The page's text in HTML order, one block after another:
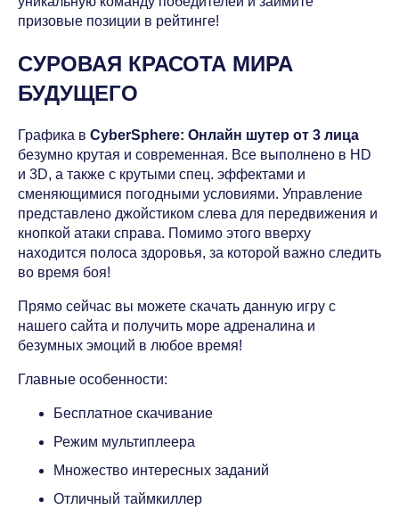
призовые позиции в рейтинге!
СУРОВАЯ КРАСОТА МИРА
БУДУЩЕГО
Графика в CyberSphere: Онлайн шутер от 3 лица
безумно крутая и современная. Все выполнено в HD
и 3D, а также с крутыми спец. эффектами и
сменяющимися погодными условиями. Управление
представлено джойстиком слева для передвижения и
кнопкой атаки справа. Помимо этого вверху
находится полоса здоровья, за которой важно следить
во время боя!
Прямо сейчас вы можете скачать данную игру с
нашего сайта и получить море адреналина и
безумных эмоций в любое время!
Главные особенности:
Бесплатное скачивание
Режим мультиплеера
Множество интересных заданий
Отличный таймкиллер